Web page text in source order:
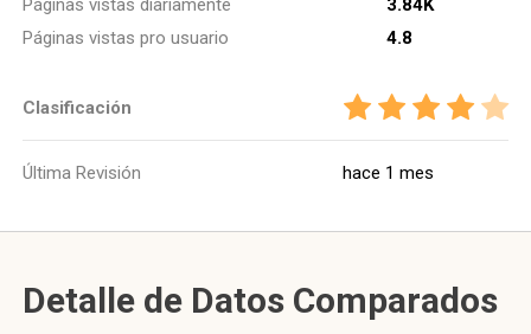
Páginas vistas diariamente
3.84K
Páginas vistas pro usuario
4.8
Clasificación
Última Revisión hace 1 mes
Detalle de Datos Comparados